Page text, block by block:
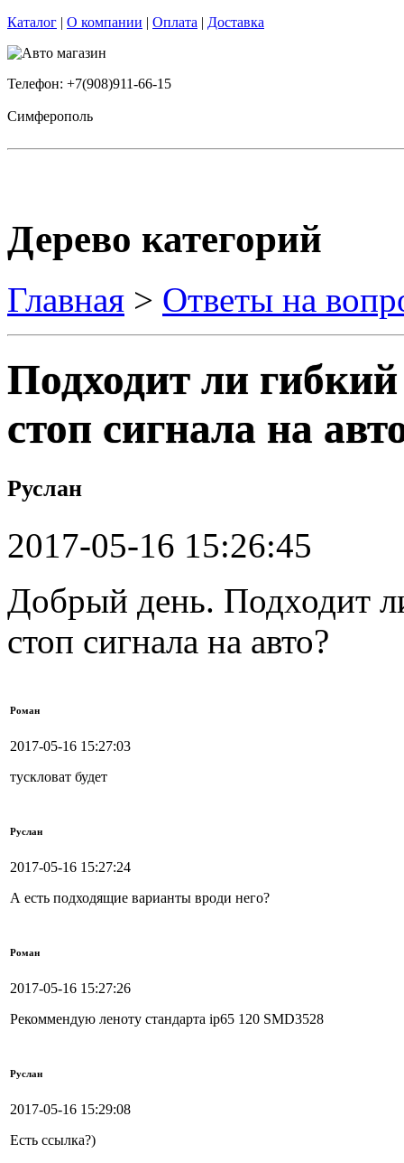
Каталог | О компании | Оплата | Доставка
Телефон: +7(908)911-66-15
Симферополь
Дерево категорий
Главная > Ответы на
Подходит ли
стоп сигнала на
Руслан
2017-05-16 15:26:45
Добрый день. Подходит
стоп сигнала на авто?
Роман
2017-05-16 15:27:03
тускловат будет
Руслан
2017-05-16 15:27:24
А есть подходящие варианты вроди него?
Роман
2017-05-16 15:27:26
Рекоммендую леноту стандарта ip65 120 SMD3528
Руслан
2017-05-16 15:29:08
Есть ссылка?)